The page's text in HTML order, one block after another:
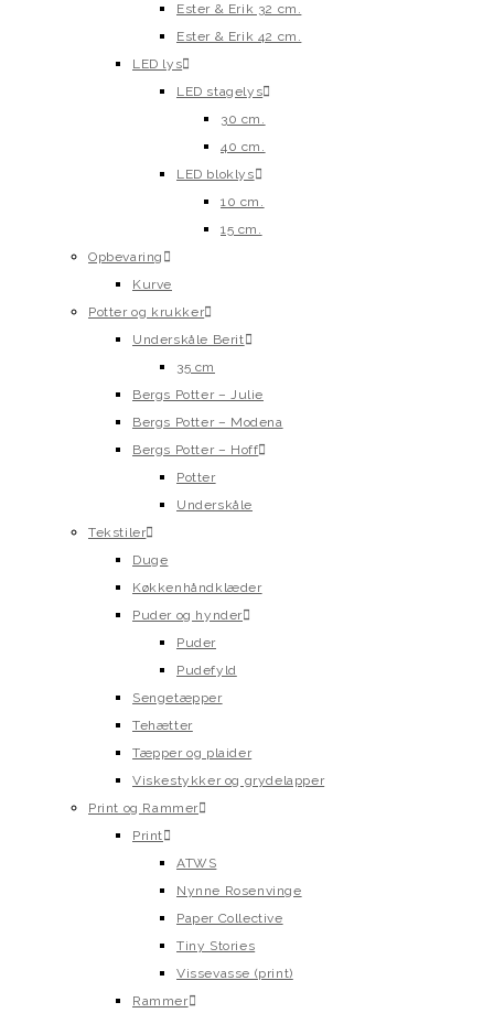
Ester & Erik 32 cm.
Ester & Erik 42 cm.
LED lys
LED stagelys
30 cm.
40 cm.
LED bloklys
10 cm.
15 cm.
Opbevaring
Kurve
Potter og krukker
Underskåle Berit
35 cm
Bergs Potter – Julie
Bergs Potter – Modena
Bergs Potter – Hoff
Potter
Underskåle
Tekstiler
Duge
Køkkenhåndklæder
Puder og hynder
Puder
Pudefyld
Sengetæpper
Tehætter
Tæpper og plaider
Viskestykker og grydelapper
Print og Rammer
Print
ATWS
Nynne Rosenvinge
Paper Collective
Tiny Stories
Vissevasse (print)
Rammer